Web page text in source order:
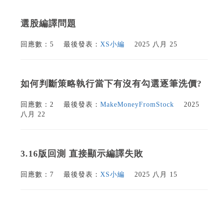
選股編譯問題
回應數：5 最後發表： XS小編 2025 八月 25
如何判斷策略執行當下有沒有勾選逐筆洗價?
回應數：2 最後發表： MakeMoneyFromStock
2025
八月 22
3.16版回測 直接顯示編譯失敗
回應數：7 最後發表： XS小編 2025 八月 15